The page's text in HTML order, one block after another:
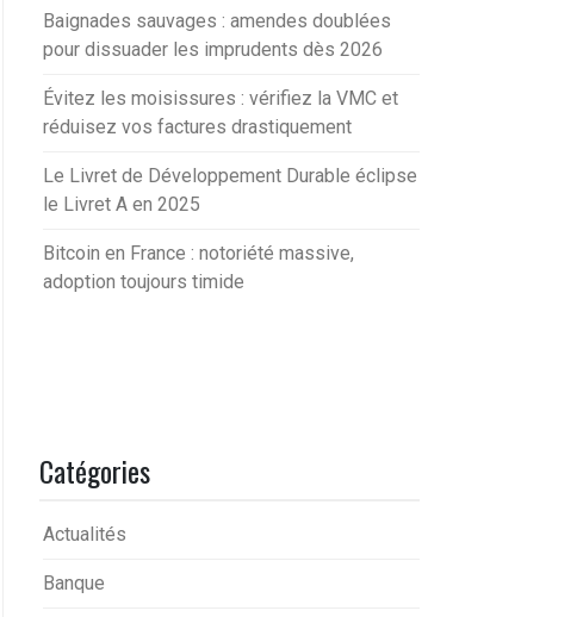
Baignades sauvages : amendes doublées
pour dissuader les imprudents dès 2026
Évitez les moisissures : vérifiez la VMC et
réduisez vos factures drastiquement
Le Livret de Développement Durable éclipse
le Livret A en 2025
Bitcoin en France : notoriété massive,
adoption toujours timide
Catégories
Actualités
Banque